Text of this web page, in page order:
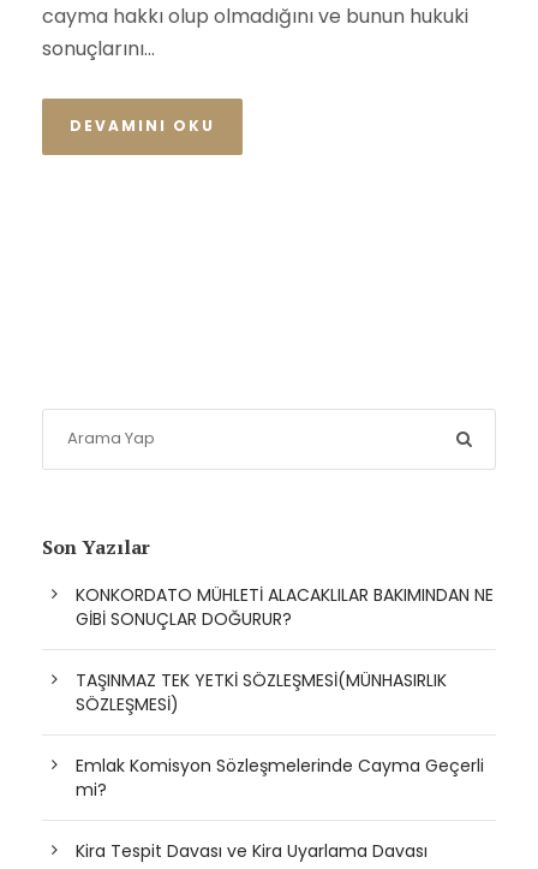
cayma hakkı olup olmadığını ve bunun hukuki
sonuçlarını...
DEVAMINI OKU
Son Yazılar
KONKORDATO MÜHLETİ ALACAKLILAR BAKIMINDAN NE
GİBİ SONUÇLAR DOĞURUR?
TAŞINMAZ TEK YETKİ SÖZLEŞMESİ(MÜNHASIRLIK
SÖZLEŞMESİ)
Emlak Komisyon Sözleşmelerinde Cayma Geçerli
mi?
Kira Tespit Davası ve Kira Uyarlama Davası